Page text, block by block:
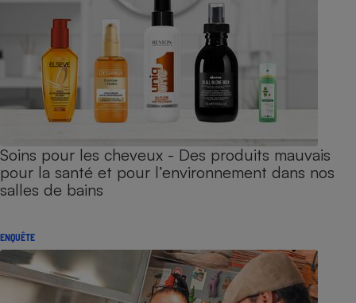
Soins pour les cheveux - Des produits mauvais
pour la santé et pour l’environnement dans nos
salles de bains
ENQUÊTE